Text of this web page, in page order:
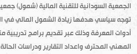
الجمعية السودانية للتقنية المالية (شمول)
توجه سياسي هدفها زيادة الشمول المالي في
أدوات المعرفة وذلك عبر تقديم برامج تدريبية
المهني المحترف واعداد التقارير ودراسات